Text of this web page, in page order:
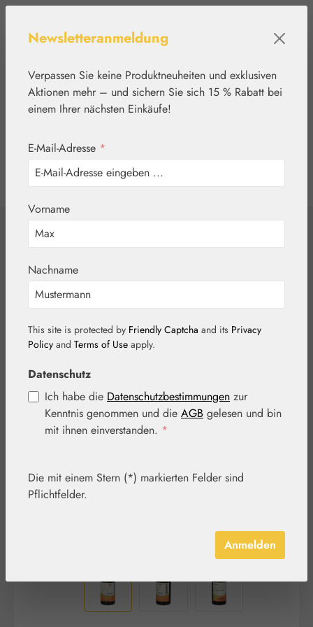
Werkzeugleiste anzeigen
Thymianöl
Bildergalerie überspringen
Newsletteranmeldung
Verpassen Sie keine Produktneuheiten und exklusiven
Aktionen mehr – und sichern Sie sich 15 % Rabatt bei
einem Ihrer nächsten Einkäufe!
E-Mail-Adresse *
Vorname
Nachname
This site is protected by Friendly Captcha and its Privacy
Policy and Terms of Use apply.
Datenschutz
Ich habe die Datenschutzbestimmungen zur
Kenntnis genommen und die AGB gelesen und bin
mit ihnen einverstanden. *
Die mit einem Stern (*) markierten Felder sind
Pflichtfelder.
Anmelden